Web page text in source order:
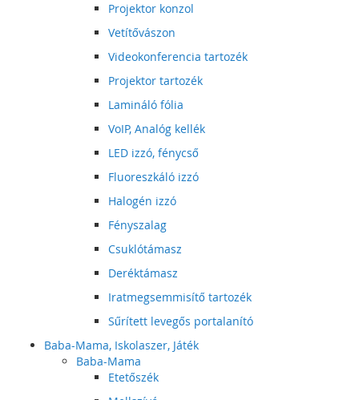
Projektor konzol
Vetítővászon
Videokonferencia tartozék
Projektor tartozék
Lamináló fólia
VoIP, Analóg kellék
LED izzó, fénycső
Fluoreszkáló izzó
Halogén izzó
Fényszalag
Csuklótámasz
Deréktámasz
Iratmegsemmisítő tartozék
Sűrített levegős portalanító
Baba-Mama, Iskolaszer, Játék
Baba-Mama
Etetőszék